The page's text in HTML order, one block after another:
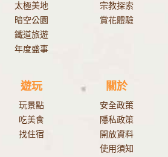
太極美地
暗空公園
鐵道旅遊
年度盛事
宗教探索
賞花體驗
遊玩
玩景點
吃美食
找住宿
關於
安全政策
隱私政策
開放資料
使用須知